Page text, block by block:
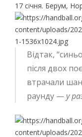
17 січня. Берум,
Відтак,
після двох
втрачали
раунду — у